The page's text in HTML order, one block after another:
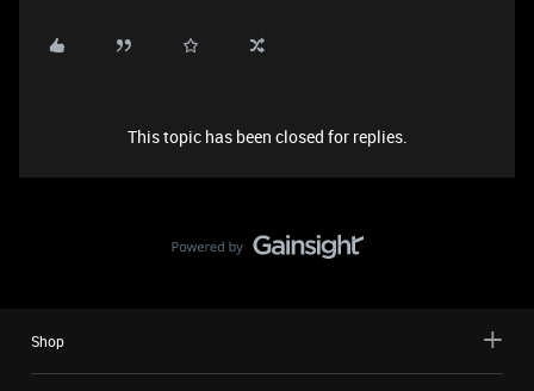
This topic has been closed for replies.
Shop